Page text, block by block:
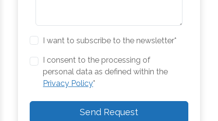
I want to subscribe to the newsletter*
I consent to the processing of
personal data as defined within the
Privacy Policy*
Send Request